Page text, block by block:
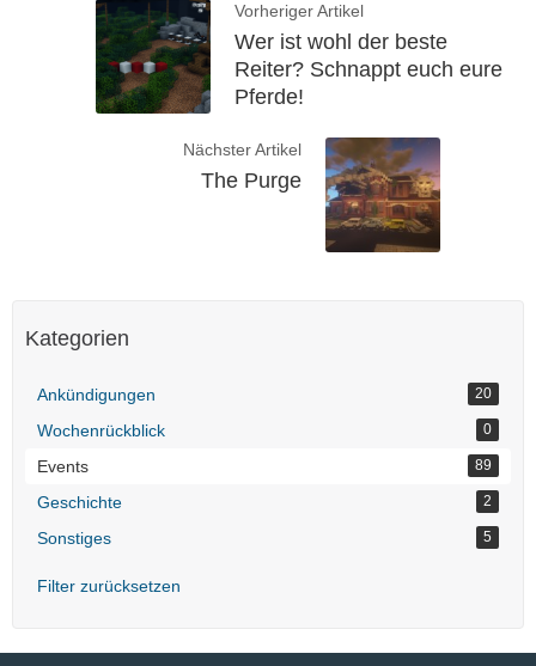
Vorheriger Artikel
Wer ist wohl der beste
Reiter? Schnappt euch eure
Pferde!
Nächster Artikel
The Purge
Kategorien
Ankündigungen 20
Wochenrückblick 0
Events 89
Geschichte 2
Sonstiges 5
Filter zurücksetzen